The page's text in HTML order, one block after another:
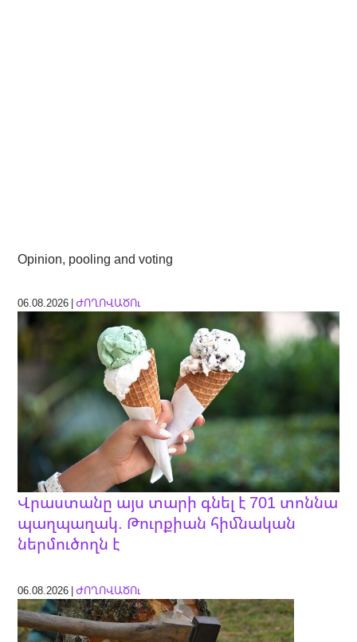
Opinion, pooling and voting
06.08.2026 |ԺՈՂՈՎԱԾՈւ
Վրաստանը այս տարի գնել է 701 տոննա
պաղպաղակ. Թուրքիան հիմնական
ներմուծողն է
06.08.2026 |ԺՈՂՈՎԱԾՈւ